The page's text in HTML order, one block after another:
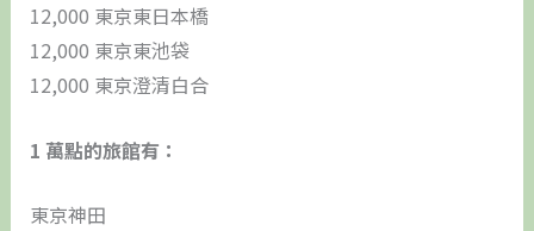
12,000 東京東日本橋
12,000 東京東池袋
12,000 東京澄清白合
1 萬點的旅館有：
東京神田